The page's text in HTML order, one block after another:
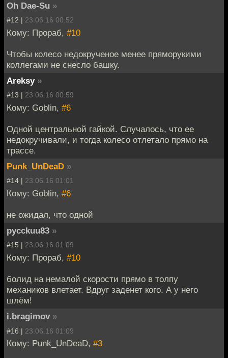
Oh Dae-Su »
#12 | 23.06.16 00:52
Кому: Прораб, #10
Чтобы колесо недокрученое менее пряморукими
коллегами не снесло башку.
Areksy »
#13 | 23.06.16 00:59
Кому: Goblin, #6
Одной центральной гайкой. Случалось, что ее
недокручивали, и тогда колесо отлетало прямо на
трассе.
Punk_UnDeaD »
#14 | 23.06.16 01:01
Кому: Goblin, #6
не ожидал, что одной
pycckuu83 »
#15 | 23.06.16 01:09
Кому: Прораб, #10
болид на немалой скорости прямо в толпу
механиков влетает. Вдруг заденет кого. А у него
шлём!
i.bragimov »
#16 | 23.06.16 01:09
Кому: Punk_UnDeaD, #3